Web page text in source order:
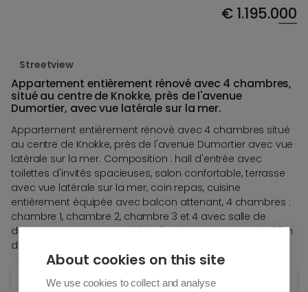
€1.195.000
Streetview
Appartement entièrement rénové avec 4 chambres,
situé au centre de Knokke, près de l'avenue
Dumortier, avec vue latérale sur la mer.
Appartement entièrement rénové avec 4 chambres situé
au centre de Knokke, près de l'avenue Dumortier avec vue
latérale sur la mer. Composition : hall d'entrée avec
toilettes d'invités spacieuses, salon confortable, terrasse
avec vue latérale sur la mer, coin repas, cuisine
entièrement équipée avec balcon attenant, 4 chambres :
chambre 1, chambre 2, chambre 3 et 4 avec salle de
douche attenante. Possibilité d'acheter un garage à 100m
de l'appartement. Cave dans le bâtiment.
Général
About cookies on this site
We use cookies to collect and analyse